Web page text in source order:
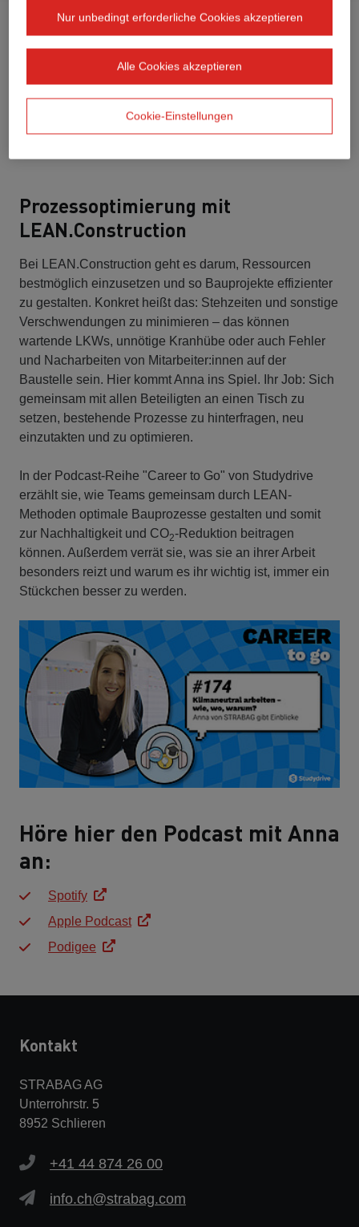
Prozessoptimierung mit
LEAN.Construction
Bei LEAN.Construction geht es darum, Ressourcen
bestmöglich einzusetzen und so Bauprojekte effizienter
zu gestalten. Konkret heißt das: Stehzeiten und sonstige
Verschwendungen zu minimieren – das können
wartende LKWs, unnötige Kranhübe oder auch Fehler
und Nacharbeiten von Mitarbeiter:innen auf der
Baustelle sein. Hier kommt Anna ins Spiel. Ihr Job: Sich
gemeinsam mit allen Beteiligten an einen Tisch zu
setzen, bestehende Prozesse zu hinterfragen, neu
einzutakten und zu optimieren.
In der Podcast-Reihe "Career to Go" von Studydrive
erzählt sie, wie Teams gemeinsam durch LEAN-
Methoden optimale Bauprozesse gestalten und somit
zur Nachhaltigkeit und CO2-Reduktion beitragen
können. Außerdem verrät sie, was sie an ihrer Arbeit
besonders reizt und warum es ihr wichtig ist, immer ein
Stückchen besser zu werden.
Höre hier den Podcast mit Anna
an:
Spotify
Apple Podcast
Podigee
Kontakt
STRABAG AG
Unterrohrstr. 5
8952 Schlieren
+41 44 874 26 00
info.ch@strabag.com
Nur unbedingt erforderliche Cookies akzeptieren
Alle Cookies akzeptieren
Cookie-Einstellungen